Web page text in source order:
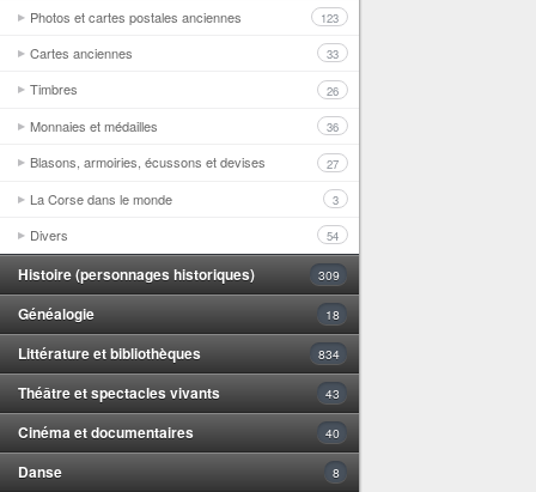
Photos et cartes postales anciennes 123
Cartes anciennes 33
Timbres 26
Monnaies et médailles 36
Blasons, armoiries, écussons et devises 27
La Corse dans le monde 3
Divers 54
Histoire (personnages historiques) 309
Généalogie 18
Littérature et bibliothèques 834
Théâtre et spectacles vivants 43
Cinéma et documentaires 40
Danse 8